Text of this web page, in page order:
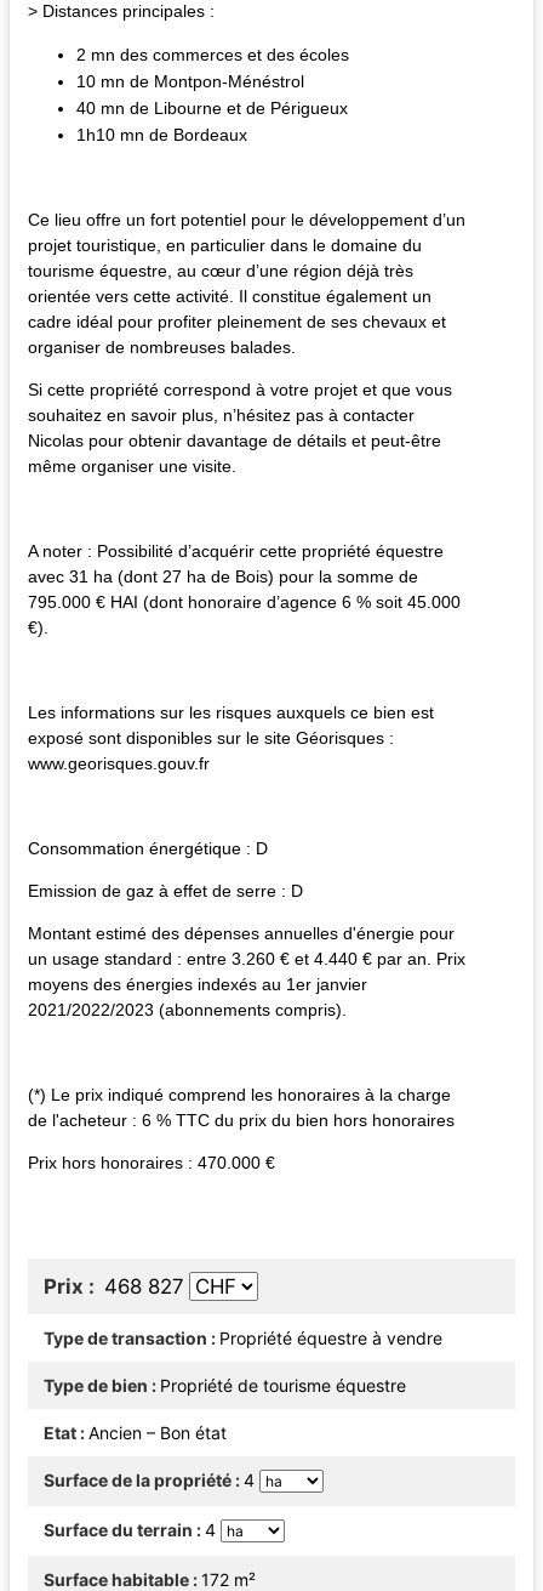
> Distances principales :
2 mn des commerces et des écoles
10 mn de Montpon-Ménéstrol
40 mn de Libourne et de Périgueux
1h10 mn de Bordeaux
Ce lieu offre un fort potentiel pour le développement d’un
projet touristique, en particulier dans le domaine du
tourisme équestre, au cœur d’une région déjà très
orientée vers cette activité. Il constitue également un
cadre idéal pour profiter pleinement de ses chevaux et
organiser de nombreuses balades.
Si cette propriété correspond à votre projet et que vous
souhaitez en savoir plus, n’hésitez pas à contacter
Nicolas pour obtenir davantage de détails et peut-être
même organiser une visite.
A noter : Possibilité d’acquérir cette propriété équestre
avec 31 ha (dont 27 ha de Bois) pour la somme de
795.000 € HAI (dont honoraire d’agence 6 % soit 45.000
€).
Les informations sur les risques auxquels ce bien est
exposé sont disponibles sur le site Géorisques :
www.georisques.gouv.fr
Consommation énergétique : D
Emission de gaz à effet de serre : D
Montant estimé des dépenses annuelles d'énergie pour
un usage standard : entre 3.260 € et 4.440 € par an. Prix
moyens des énergies indexés au 1er janvier
2021/2022/2023 (abonnements compris).
(*) Le prix indiqué comprend les honoraires à la charge
de l'acheteur : 6 % TTC du prix du bien hors honoraires
Prix hors honoraires : 470.000 €
Prix 468 827
Type de transaction Propriété équestre à vendre
Type de bien Propriété de tourisme équestre
Etat Ancien – Bon état
Surface de la propriété 4
Surface du terrain 4
Surface habitable 172 m²